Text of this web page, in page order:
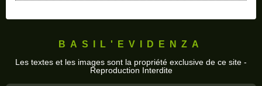
BASIL'EVIDENZA
Les textes et les images sont la propriété exclusive de ce site -
Reproduction Interdite